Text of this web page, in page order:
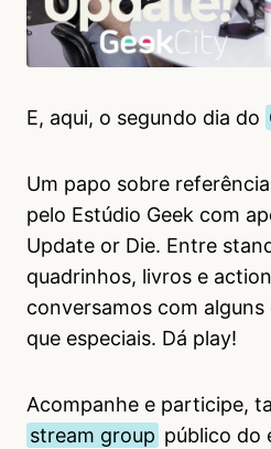
E, aqui, o segundo dia do
Um papo sobre
pelo Estúdio Geek com
Update or Die. Entre
quadrinhos, livros e
conversamos com
que especiais. Dá play!
Acompanhe e participe,
stream group público do